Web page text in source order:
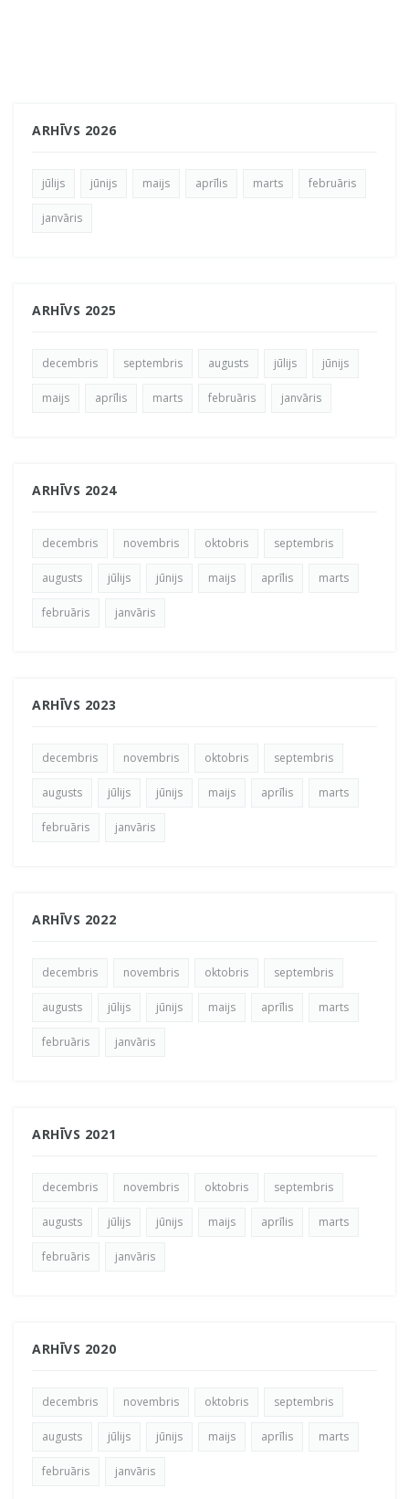
ARHĪVS 2026
jūlijs jūnijs maijs aprīlis marts februāris
janvāris
ARHĪVS 2025
decembris septembris augusts jūlijs jūnijs
maijs aprīlis marts februāris janvāris
ARHĪVS 2024
decembris novembris oktobris septembris
augusts jūlijs jūnijs maijs aprīlis marts
februāris janvāris
ARHĪVS 2023
decembris novembris oktobris septembris
augusts jūlijs jūnijs maijs aprīlis marts
februāris janvāris
ARHĪVS 2022
decembris novembris oktobris septembris
augusts jūlijs jūnijs maijs aprīlis marts
februāris janvāris
ARHĪVS 2021
decembris novembris oktobris septembris
augusts jūlijs jūnijs maijs aprīlis marts
februāris janvāris
ARHĪVS 2020
decembris novembris oktobris septembris
augusts jūlijs jūnijs maijs aprīlis marts
februāris janvāris